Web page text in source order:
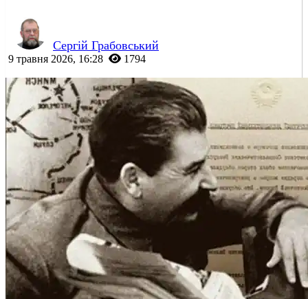
Сергій Грабовський
9 травня 2026, 16:28 1794